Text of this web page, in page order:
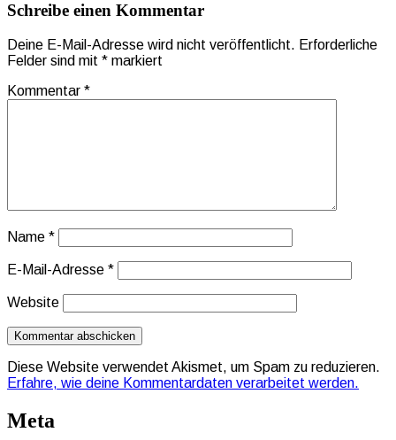
Schreibe einen Kommentar
Deine E-Mail-Adresse wird nicht veröffentlicht. Erforderliche
Felder sind mit * markiert
Kommentar *
Name *
E-Mail-Adresse *
Website
Diese Website verwendet Akismet, um Spam zu reduzieren.
Erfahre, wie deine Kommentardaten verarbeitet werden.
Meta